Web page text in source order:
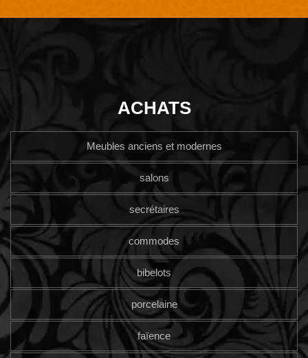
ACHATS
Meubles anciens et modernes
salons
secrétaires
commodes
bibelots
porcelaine
faïence